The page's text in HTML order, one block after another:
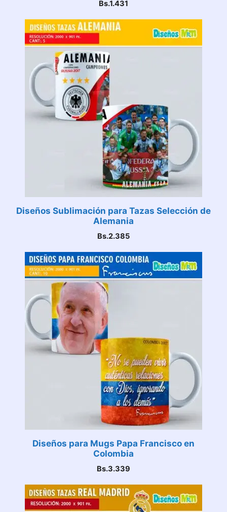
Bs.1.431
Diseños Sublimación para Tazas Selección de
Alemania
Bs.2.385
Diseños para Mugs Papa Francisco en
Colombia
Bs.3.339